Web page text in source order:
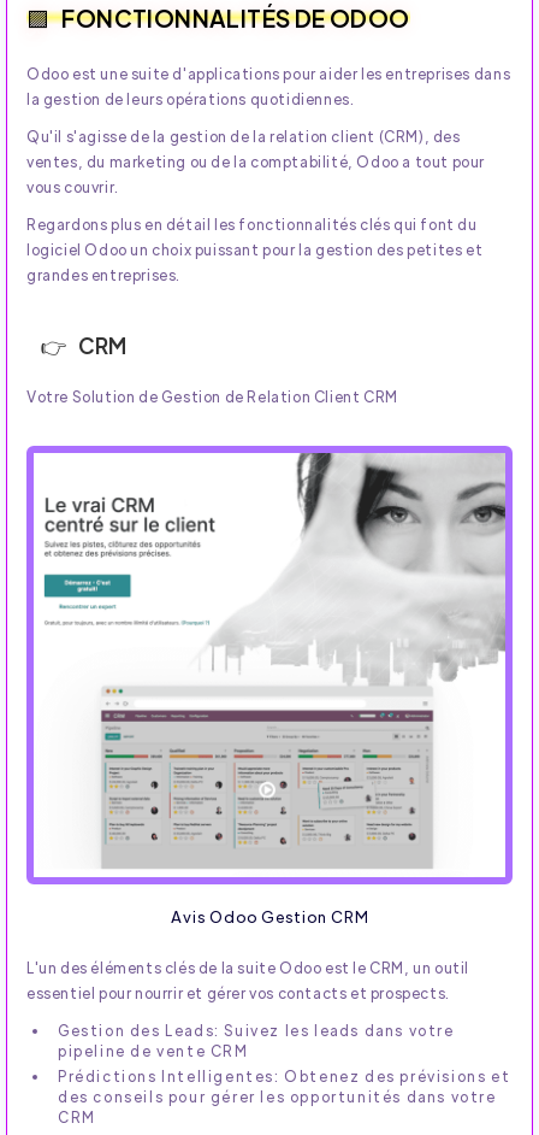
FONCTIONNALITÉS DE ODOO
Odoo est une suite d'applications pour aider les entreprises dans
la gestion de leurs opérations quotidiennes.
Qu'il s'agisse de la gestion de la relation client (CRM), des
ventes, du marketing ou de la comptabilité, Odoo a tout pour
vous couvrir.
Regardons plus en détail les fonctionnalités clés qui font du
logiciel Odoo un choix puissant pour la gestion des petites et
grandes entreprises.
CRM
Votre Solution de Gestion de Relation Client CRM
Avis Odoo Gestion CRM
L'un des éléments clés de la suite Odoo est le CRM, un outil
essentiel pour nourrir et gérer vos contacts et prospects.
Gestion des Leads: Suivez les leads dans votre
pipeline de vente CRM
Prédictions Intelligentes: Obtenez des prévisions et
des conseils pour gérer les opportunités dans votre
CRM